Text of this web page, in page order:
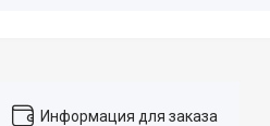
Информация для заказа